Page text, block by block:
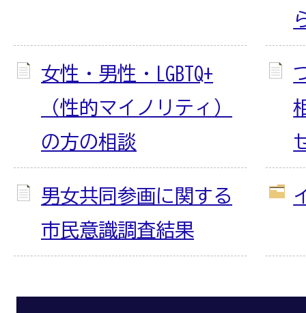
女性・男性・LGBTQ+
（性的マイノリティ）
の方の相談
男女共同参画に関する
市民意識調査結果